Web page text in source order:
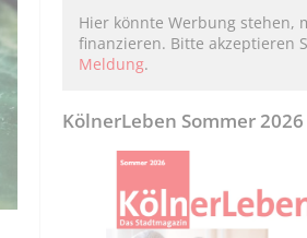
Hier könnte Werbung stehen,
finanzieren. Bitte akzeptieren
Meldung.
KölnerLeben Sommer 2026